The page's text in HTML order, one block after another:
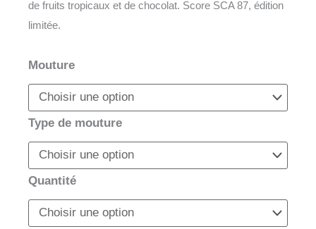
de fruits tropicaux et de chocolat. Score SCA 87, édition
limitée.
Mouture
Type de mouture
Quantité
quantité
de
Colombia
Papayo
–
Micro-
Lot
d’Exception